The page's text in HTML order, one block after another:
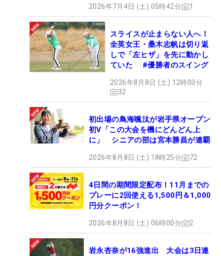
2026年7月4日 (土) 05時42分 1
スライスが止まらない人へ！
全英女王・桑木志帆は切り返
しで「左ヒザ」を先に動かし
ていた #優勝者のスイング
2026年8月8日 (土) 12時00分
32
初出場の鳥海颯汰が岩手県オープン
初V「この大会を機にどんどん上
に」 シニアの部は宮本勝昌が連覇
2026年8月8日 (土) 18時25分 72
4日間の期間限定配布！11月までの
プレーに2回使える1,500円＆1,000
円分クーポン！
2026年8月8日 (土) 06時00分 2
岩永杏奈が16強進出 大会は3日連